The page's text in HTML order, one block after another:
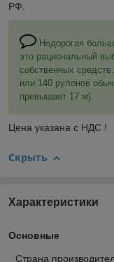
РФ.
Недорогая
это рациональный
собственных
или 140 рулонов
превышает 17 м).
Цена указана с НДС !
Скрыть
Характеристики
Основные
Страна